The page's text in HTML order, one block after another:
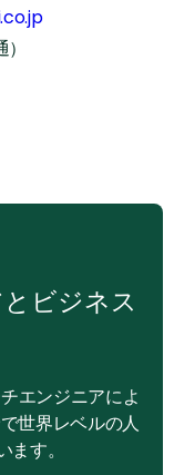
ビジネス
エンジニアによ
世界レベルの人
す。